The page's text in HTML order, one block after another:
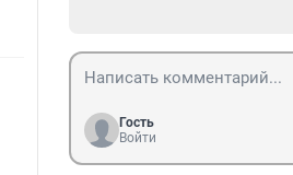
Гость
Войти